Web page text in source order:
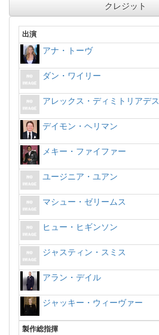
クレジット
出演
アナ・トーヴ
ダン・ワイリー
アレックス・ディミトリアデス
デイモン・ヘリマン
メキー・ファイファー
ユージニア・ユアン
マシュー・ゼリームス
ヒュー・ヒギンソン
ジャスティン・スミス
アラン・デイル
ジャッキー・ウィーヴァー
製作総指揮